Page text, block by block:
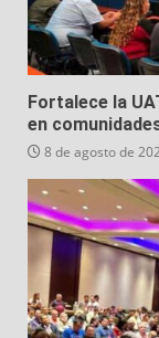
Fortalece la
en
8 de agosto de